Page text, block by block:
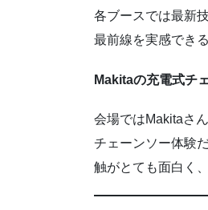
各ブースでは最新
最前線を実感でき
Makitaの充電式チ
会場ではMakitaさ
チェーンソー体験
触がとても面白く